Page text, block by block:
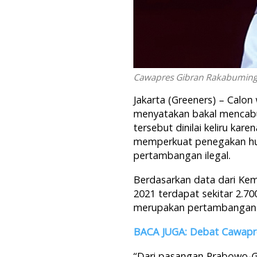
Cawapres Gibran
Jakarta (Greeners) –
menyatakan bakal
tersebut dinilai keliru
memperkuat penegakan
pertambangan ilegal.
Berdasarkan data dari
2021 terdapat sekitar
merupakan
BACA JUGA: Debat